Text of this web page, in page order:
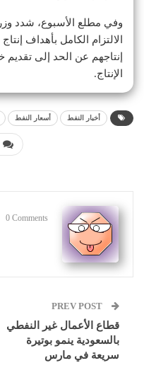
وفي مطلع الأسبوع، شدد
الالتزام الكامل بأهداف
الإنتاج.
أخبار النفط أسعار النفط
0 Comments
قطاع الأعمال غير النفطي
بالسعودية ينمو بوتيرة
سريعة في مارس